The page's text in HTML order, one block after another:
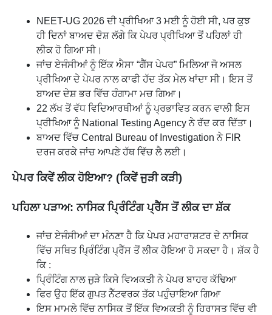
NEET-UG 2026 ਦੀ ਪ੍ਰੀਖਿਆ 3 ਮਈ ਨੂੰ ਹੋਈ ਸੀ, ਪਰ ਕੁਝ
ਹੀ ਦਿਨਾਂ ਬਾਅਦ ਦੋਸ਼ ਲੱਗੇ ਕਿ ਪੇਪਰ ਪ੍ਰੀਖਿਆ ਤੋਂ ਪਹਿਲਾਂ ਹੀ
ਲੀਕ ਹੋ ਗਿਆ ਸੀ।
ਜਾਂਚ ਏਜੰਸੀਆਂ ਨੂੰ ਇੱਕ ਐਸਾ “ਗੈੱਸ ਪੇਪਰ” ਮਿਲਿਆ ਜੋ ਅਸਲ
ਪ੍ਰੀਖਿਆ ਦੇ ਪੇਪਰ ਨਾਲ ਕਾਫੀ ਹੱਦ ਤੱਕ ਮੇਲ ਖਾਂਦਾ ਸੀ। ਇਸ ਤੋਂ
ਬਾਅਦ ਦੇਸ਼ ਭਰ ਵਿੱਚ ਹੰਗਾਮਾ ਮਚ ਗਿਆ।
22 ਲੱਖ ਤੋਂ ਵੱਧ ਵਿਦਿਆਰਥੀਆਂ ਨੂੰ ਪ੍ਰਭਾਵਿਤ ਕਰਨ ਵਾਲੀ ਇਸ
ਪ੍ਰੀਖਿਆ ਨੂੰ National Testing Agency ਨੇ ਰੱਦ ਕਰ ਦਿੱਤਾ।
ਬਾਅਦ ਵਿੱਚ Central Bureau of Investigation ਨੇ FIR
ਦਰਜ ਕਰਕੇ ਜਾਂਚ ਆਪਣੇ ਹੱਥ ਵਿੱਚ ਲੈ ਲਈ।
ਪੇਪਰ ਕਿਵੇਂ ਲੀਕ ਹੋਇਆ? (ਕਿਵੇਂ ਜੁੜੀ ਕੜੀ)
ਪਹਿਲਾ ਪੜਾਅ: ਨਾਸਿਕ ਪ੍ਰਿੰਟਿੰਗ ਪ੍ਰੈੱਸ ਤੋਂ ਲੀਕ ਦਾ ਸ਼ੱਕ
ਜਾਂਚ ਏਜੰਸੀਆਂ ਦਾ ਮੰਨਣਾ ਹੈ ਕਿ ਪੇਪਰ ਮਹਾਰਾਸ਼ਟਰ ਦੇ ਨਾਸਿਕ
ਵਿੱਚ ਸਥਿਤ ਪ੍ਰਿੰਟਿੰਗ ਪ੍ਰੈੱਸ ਤੋਂ ਲੀਕ ਹੋਇਆ ਹੋ ਸਕਦਾ ਹੈ। ਸ਼ੱਕ ਹੈ
ਕਿ :
ਪ੍ਰਿੰਟਿੰਗ ਨਾਲ ਜੁੜੇ ਕਿਸੇ ਵਿਅਕਤੀ ਨੇ ਪੇਪਰ ਬਾਹਰ ਕੱਢਿਆ
ਫਿਰ ਉਹ ਇੱਕ ਗੁਪਤ ਨੈੱਟਵਰਕ ਤੱਕ ਪਹੁੰਚਾਇਆ ਗਿਆ
ਇਸ ਮਾਮਲੇ ਵਿੱਚ ਨਾਸਿਕ ਤੋਂ ਇੱਕ ਵਿਅਕਤੀ ਨੂੰ ਹਿਰਾਸਤ ਵਿੱਚ ਵੀ